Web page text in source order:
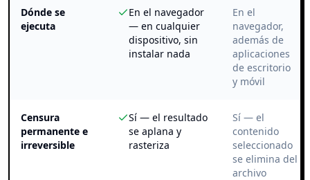
Dónde se
ejecuta
En el navegador
— en cualquier
dispositivo, sin
instalar nada
En el
navegador,
además de
aplicaciones
de escritorio
y móvil
Censura
permanente e
irreversible
Sí — el resultado
se aplana y
rasteriza
Sí — el
contenido
seleccionado
se elimina del
archivo